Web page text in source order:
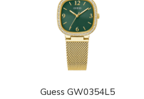
Guess GW0354L5